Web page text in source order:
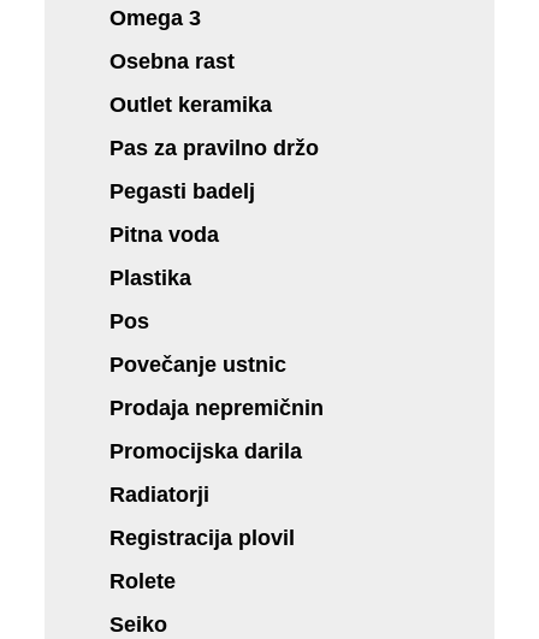
Omega 3
Osebna rast
Outlet keramika
Pas za pravilno držo
Pegasti badelj
Pitna voda
Plastika
Pos
Povečanje ustnic
Prodaja nepremičnin
Promocijska darila
Radiatorji
Registracija plovil
Rolete
Seiko